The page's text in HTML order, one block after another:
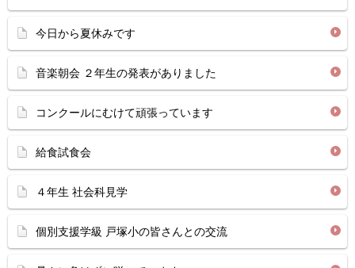
今日から夏休みです
音楽朝会 ２年生の発表がありました
コンクールにむけて頑張っています
給食試食会
４年生 社会科見学
個別支援学級 戸塚小の皆さんとの交流